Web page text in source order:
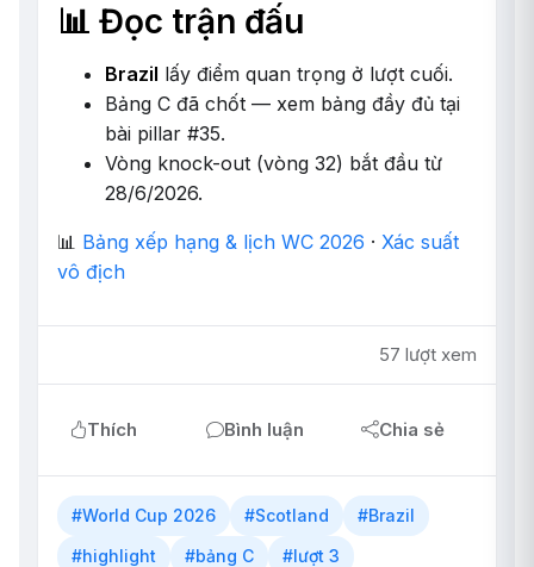
📊 Đọc trận đấu
Brazil lấy điểm quan trọng ở lượt cuối.
Bảng C đã chốt — xem bảng đầy đủ tại
bài pillar #35.
Vòng knock-out (vòng 32) bắt đầu từ
28/6/2026.
📊 Bảng xếp hạng & lịch WC 2026 · Xác suất
vô địch
57 lượt xem
Thích Bình luận Chia sẻ
#World Cup 2026 #Scotland
#Brazil
#highlight
#bảng C
#lượt 3